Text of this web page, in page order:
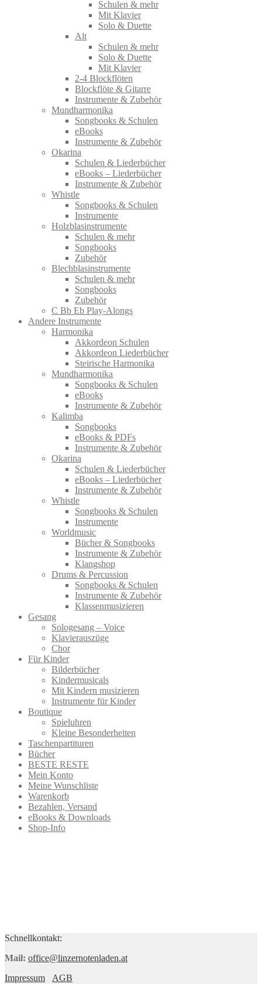
Schulen & mehr
Mit Klavier
Solo & Duette
Alt
Schulen & mehr
Solo & Duette
Mit Klavier
2-4 Blockflöten
Blockflöte & Gitarre
Instrumente & Zubehör
Mundharmonika
Songbooks & Schulen
eBooks
Instrumente & Zubehör
Okarina
Schulen & Liederbücher
eBooks – Liederbücher
Instrumente & Zubehör
Whistle
Songbooks & Schulen
Instrumente
Holzblasinstrumente
Schulen & mehr
Songbooks
Zubehör
Blechblasinstrumente
Schulen & mehr
Songbooks
Zubehör
C Bb Eb Play-Alongs
Andere Instrumente
Harmonika
Akkordeon Schulen
Akkordeon Liederbücher
Steirische Harmonika
Mundharmonika
Songbooks & Schulen
eBooks
Instrumente & Zubehör
Kalimba
Songbooks
eBooks & PDFs
Instrumente & Zubehör
Okarina
Schulen & Liederbücher
eBooks – Liederbücher
Instrumente & Zubehör
Whistle
Songbooks & Schulen
Instrumente
Worldmusic
Bücher & Songbooks
Instrumente & Zubehör
Klangshop
Drums & Percussion
Songbooks & Schulen
Instrumente & Zubehör
Klassenmusizieren
Gesang
Sologesang – Voice
Klavierauszüge
Chor
Für Kinder
Bilderbücher
Kindermusicals
Mit Kindern musizieren
Instrumente für Kinder
Boutique
Spieluhren
Kleine Besonderheiten
Taschenpartituren
Bücher
BESTE RESTE
Mein Konto
Meine Wunschliste
Warenkorb
Bezahlen, Versand
eBooks & Downloads
Shop-Info
Schnellkontakt:
Mail: office@linzernotenladen.at
Impressum
AGB